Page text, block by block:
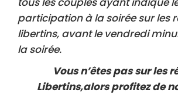
participation à la soirée sur les
libertins, avant le vendredi
la soirée.
Vous n’êtes pas sur les
Libertins,alors profitez de